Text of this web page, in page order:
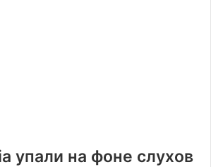
упали на фоне слухов